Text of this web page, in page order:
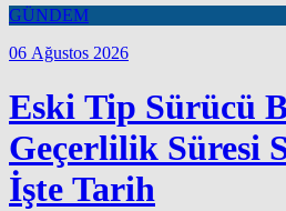
GÜNDEM
06 Ağustos 2026
Eski Tip Sürücü
Geçerlilik Süresi
İşte Tarih